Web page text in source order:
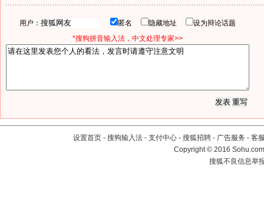
用户： 匿名 隐藏地址
设为辩论话题
*搜狗拼音输入法，中文处理专家>>
设置首页 - 搜狗输入法 - 支付中心 - 搜狐招聘 - 广告服务 - 客
Copyright©2016
搜狐不良信息举